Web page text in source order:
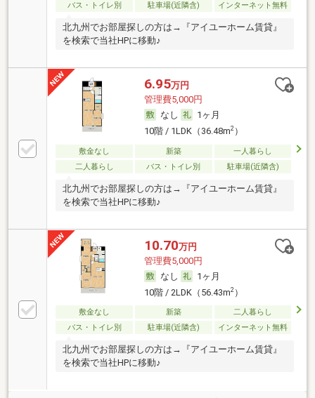
バス・トイレ別
駐車場(近隣含) インターネット無料
北九州でお部屋探しの方は→『アイユーホーム賃貸』
を検索で当社HPに移動♪
6.95万円
管理費5,000円
なし
1ヶ月
10階 / 1LDK（36.48m2）
敷金なし 新築
一人暮らし
二人暮らし
バス・トイレ別 駐車場(近隣含)
北九州でお部屋探しの方は→『アイユーホーム賃貸』
を検索で当社HPに移動♪
10.70万円
管理費5,000円
なし
1ヶ月
10階 / 2LDK（56.43m2）
敷金なし 新築
二人暮らし
バス・トイレ別
駐車場(近隣含) インターネット無料
北九州でお部屋探しの方は→『アイユーホーム賃貸』
を検索で当社HPに移動♪